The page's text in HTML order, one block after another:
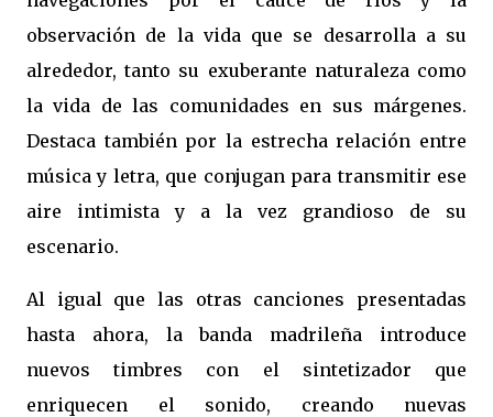
observación de la vida que se desarrolla a su
alrededor, tanto su exuberante naturaleza como
la vida de las comunidades en sus márgenes.
Destaca también por la estrecha relación entre
música y letra, que conjugan para transmitir ese
aire intimista y a la vez grandioso de su
escenario.
Al igual que las otras canciones presentadas
hasta ahora, la banda madrileña introduce
nuevos timbres con el sintetizador que
enriquecen el sonido, creando nuevas